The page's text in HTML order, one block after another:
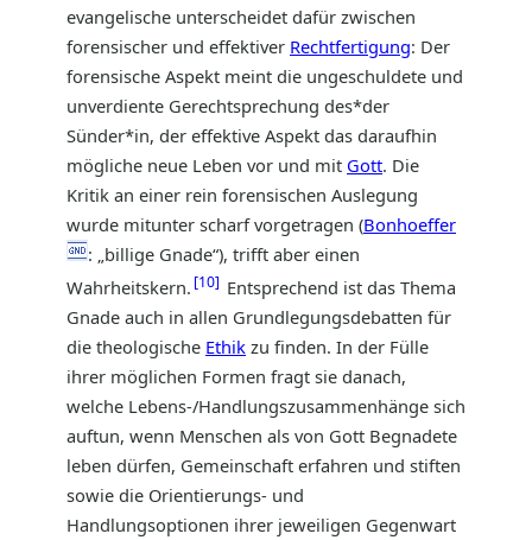
evangelische unterscheidet dafür zwischen
forensischer und effektiver Rechtfertigung: Der
forensische Aspekt meint die ungeschuldete und
unverdiente Gerechtsprechung des*der
Sünder*in, der effektive Aspekt das daraufhin
mögliche neue Leben vor und mit Gott. Die
Kritik an einer rein forensischen Auslegung
wurde mitunter scharf vorgetragen (Bonhoeffer
: „billige Gnade“), trifft aber einen
Wahrheitskern. 10
Entsprechend ist das Thema
Gnade auch in allen Grundlegungsdebatten für
die theologische Ethik zu finden. In der Fülle
ihrer möglichen Formen fragt sie danach,
welche Lebens-/Handlungszusammenhänge sich
auftun, wenn Menschen als von Gott Begnadete
leben dürfen, Gemeinschaft erfahren und stiften
sowie die Orientierungs- und
Handlungsoptionen ihrer jeweiligen Gegenwart